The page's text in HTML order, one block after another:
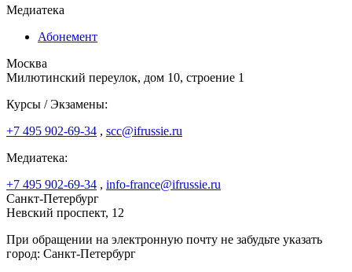
Медиатека
Абонемент
Москва
Милютинский переулок, дом 10, строение 1
Курсы / Экзамены:
+7 495 902-69-34 , scc@ifrussie.ru
Медиатека:
+7 495 902-69-34 , info-france@ifrussie.ru
Санкт-Петербург
Невский проспект, 12
При обращении на электронную почту не забудьте указать
город: Санкт-Петербург